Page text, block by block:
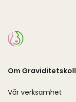
Om
Vår verksamhet